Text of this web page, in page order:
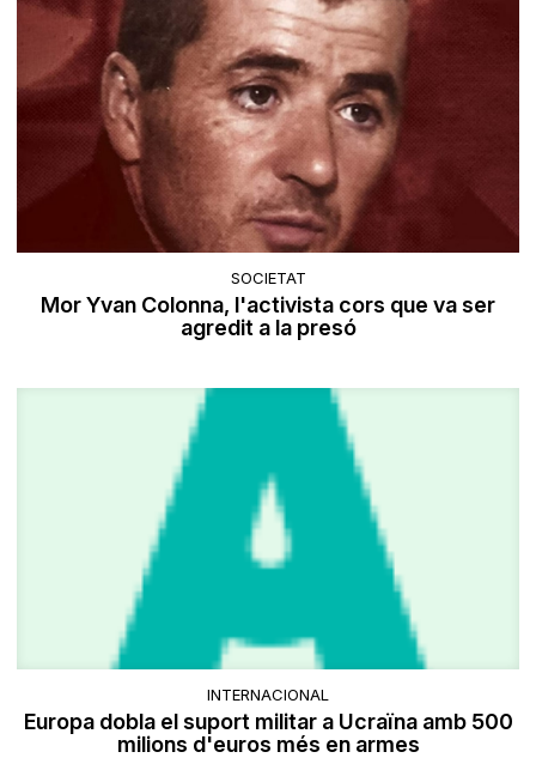
SOCIETAT
Mor Yvan Colonna, l'activista cors que va ser
agredit a la presó
INTERNACIONAL
Europa dobla el suport militar a Ucraïna amb 500
milions d'euros més en armes